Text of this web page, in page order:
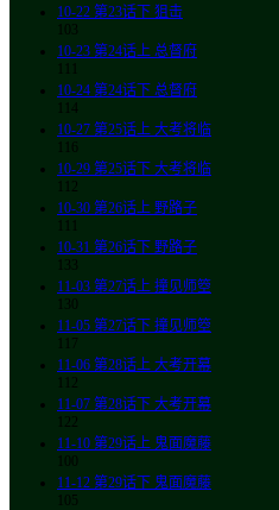
10-22 第23话下 狙击
103
10-23 第24话上 总督府
10-24 第24话下 总督府
114
10-27 第25话上 大考将临
116
10-29 第25话下 大考将临
112
10-30 第26话上 野路子
10-31 第26话下 野路子
133
11-03 第27话上 撞见师箜
130
11-05 第27话下 撞见师箜
117
11-06 第28话上 大考开幕
112
11-07 第28话下 大考开幕
122
11-10 第29话上 鬼面魔藤
100
11-12 第29话下 鬼面魔藤
105